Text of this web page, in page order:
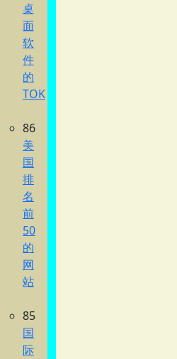
桌
面
软
件
的
TOK
86
美
国
排
名
前
50
的
网
站
85
国
际